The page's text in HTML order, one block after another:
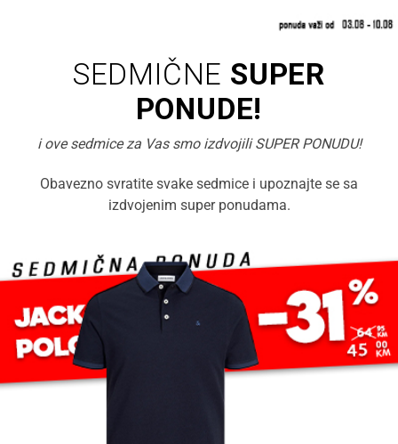
SEDMIČNE SUPER
PONUDE!
i ove sedmice za Vas smo izdvojili SUPER PONUDU!
Obavezno svratite svake sedmice i upoznajte se sa
izdvojenim super ponudama.